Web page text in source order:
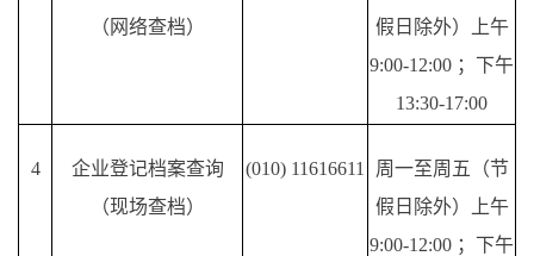
（网络查档）
假日除外）上午
9:00-12:00 ；下午
13:30-17:00
4
企业登记档案查询
（现场查档）
(010) 11616611
周一至周五（节
假日除外）上午
9:00-12:00 ；下午